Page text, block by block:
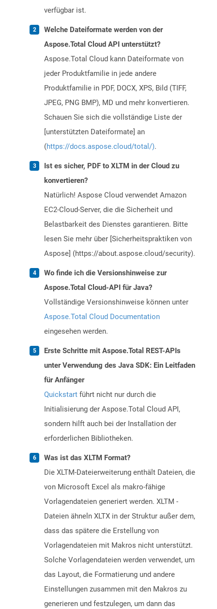
verfügbar ist.
Welche Dateiformate werden von der
Aspose.Total Cloud API unterstützt?
Aspose.Total Cloud kann Dateiformate von
jeder Produktfamilie in jede andere
Produktfamilie in PDF, DOCX, XPS, Bild (TIFF,
JPEG, PNG BMP), MD und mehr konvertieren.
Schauen Sie sich die vollständige Liste der
[unterstützten Dateiformate] an
(https://docs.aspose.cloud/total/).
Ist es sicher, PDF to XLTM in der Cloud zu
konvertieren?
Natürlich! Aspose Cloud verwendet Amazon
EC2-Cloud-Server, die die Sicherheit und
Belastbarkeit des Dienstes garantieren. Bitte
lesen Sie mehr über [Sicherheitspraktiken von
Aspose] (https://about.aspose.cloud/security).
Wo finde ich die Versionshinweise zur
Aspose.Total Cloud-API für Java?
Vollständige Versionshinweise können unter
Aspose.Total Cloud Documentation
eingesehen werden.
Erste Schritte mit Aspose.Total REST-APIs
unter Verwendung des Java SDK: Ein Leitfaden
für Anfänger
Quickstart führt nicht nur durch die
Initialisierung der Aspose.Total Cloud API,
sondern hilft auch bei der Installation der
erforderlichen Bibliotheken.
Was ist das XLTM Format?
Die XLTM-Dateierweiterung enthält Dateien, die
von Microsoft Excel als makro-fähige
Vorlagendateien generiert werden. XLTM -
Dateien ähneln XLTX in der Struktur außer dem,
dass das spätere die Erstellung von
Vorlagendateien mit Makros nicht unterstützt.
Solche Vorlagendateien werden verwendet, um
das Layout, die Formatierung und andere
Einstellungen zusammen mit den Makros zu
generieren und festzulegen, um dann das